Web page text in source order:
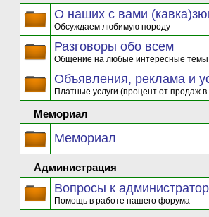
О наших с вами
Обсуждаем любимую породу
Разговоры обо всем
Общение на любые интересные темы
Объявления, реклама и
Платные услуги (процент от продаж
Мемориал
Мемориал
Администрация
Вопросы к
Помощь в работе нашего форума